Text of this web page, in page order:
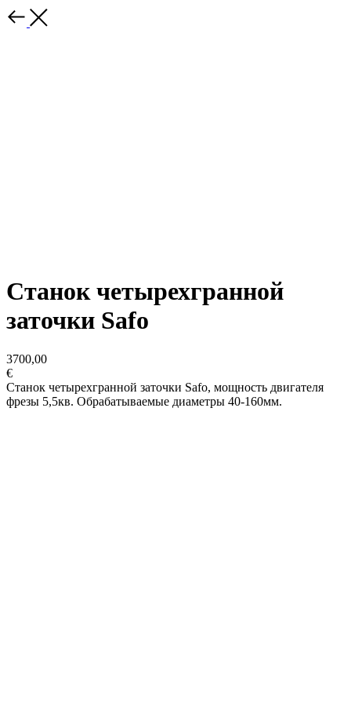
Станок четырехгранной
заточки Safo
3700,00
€
Станок четырехгранной заточки Safo, мощность двигателя
фрезы 5,5кв. Обрабатываемые диаметры 40-160мм.